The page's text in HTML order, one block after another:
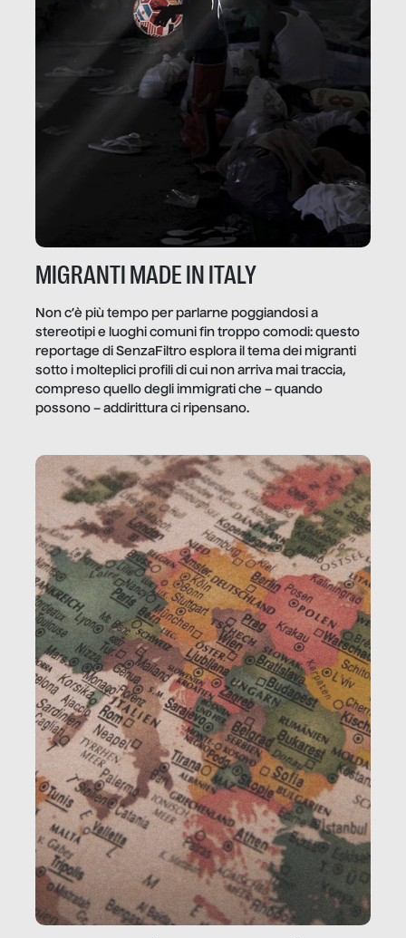
MIGRANTI MADE IN ITALY
Non c’è più tempo per parlarne poggiandosi a
stereotipi e luoghi comuni fin troppo comodi: questo
reportage di SenzaFiltro esplora il tema dei migranti
sotto i molteplici profili di cui non arriva mai traccia,
compreso quello degli immigrati che – quando
possono – addirittura ci ripensano.